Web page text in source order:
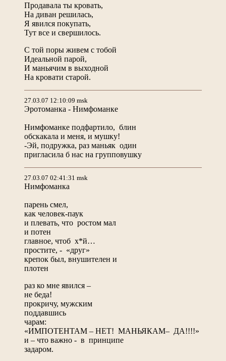
Продавала ты кровать,
На диван решилась,
Я явился покупать,
Тут все и свершилось.
С той поры живем с тобой
Идеальной парой,
И маньячим в выходной
На кровати старой.
27.03.07 12:10:09 msk
Эротоманка - Нимфоманке
Нимфоманке подфартило, блин
обскакала и меня, и мушку!
-Эй, подружка, раз маньяк один
пригласила б нас на групповушку
27.03.07 02:41:31 msk
Нимфоманка
парень смел,
как человек-паук
и плевать, что ростом мал
и потен
главное, чтоб х*й…
простите, - «друг»
крепок был, внушителен и
плотен
раз ко мне явился –
не беда!
прокричу, мужским
поддавшись
чарам:
«ИМПОТЕНТАМ – НЕТ! МАНЬЯКАМ– ДА!!!!»
и – что важно - в принципе
задаром.